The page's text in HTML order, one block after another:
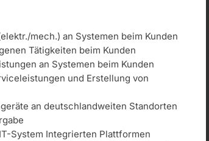
mech.) an Systemen beim Kunden
Tätigkeiten beim Kunden
an Systemen beim Kunden
und Erstellung von
an deutschlandweiten Standorten
System Integrierten Plattformen